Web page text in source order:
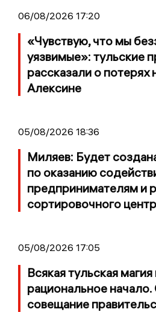
06/08/2026 17:20
«Чувствую, что мы
уязвимые»: тульские
рассказали о потерях
Алексине
05/08/2026 18:36
Миляев: Будет
по оказанию
предпринимателям и
сортировочного
05/08/2026 17:05
Всякая тульская
рациональное
совещание